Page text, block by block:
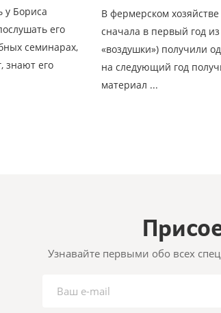
у Бориса
его
семинарах,
знают его
В фермерском
сначала в первый год
«воздушки») получили
на следующий год
материал ...
Узнавайте первыми обо всех